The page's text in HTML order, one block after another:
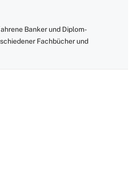
Banker und Diplom-
Fachbücher und